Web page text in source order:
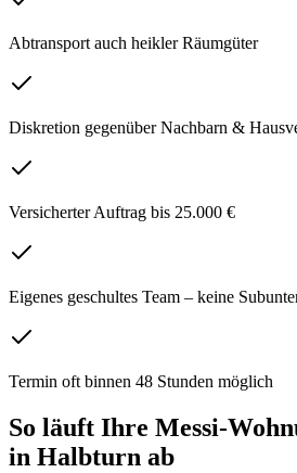
Abtransport auch heikler Räumgüter
Diskretion gegenüber Nachbarn &
Versicherter Auftrag bis 25.000 €
Eigenes geschultes Team – keine
Termin oft binnen 48 Stunden möglich
So läuft Ihre Messi-
in Halbturn ab